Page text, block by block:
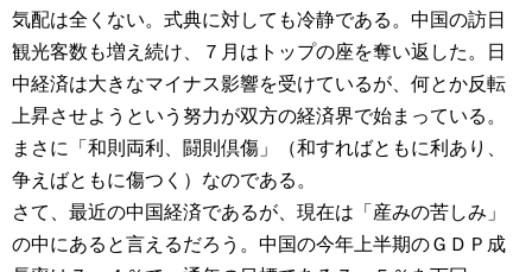
気配は全くない。式典に対しても冷静である。中国の訪日
観光客数も増え続け、７月はトップの座を奪い返した。日
中経済は大きなマイナス影響を受けているが、何とか反転
上昇させようという努力が双方の経済界で始まっている。
まさに「和則両利、闘則倶傷」（和すればともに利あり、
争えばともに傷つく）なのである。
さて、最近の中国経済であるが、現在は「産みの苦しみ」
の中にあると言えるだろう。中国の今年上半期のＧＤＰ成